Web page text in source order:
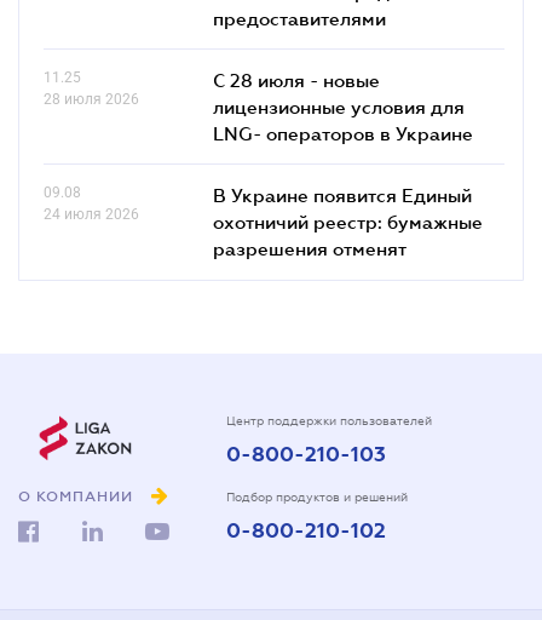
предоставителями
11.25
28 июля 2026
С 28 июля - новые
лицензионные условия для
LNG- операторов в Украине
09.08
24 июля 2026
В Украине появится Единый
охотничий реестр: бумажные
разрешения отменят
О КОМПАНИИ
Центр поддержки пользователей
0-800-210-103
Подбор продуктов и решений
0-800-210-102